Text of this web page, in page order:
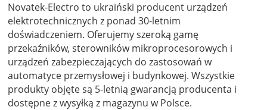
Novatek-Electro to ukraiński producent urządzeń
elektrotechnicznych z ponad 30-letnim
doświadczeniem. Oferujemy szeroką gamę
przekaźników, sterowników mikroprocesorowych i
urządzeń zabezpieczających do zastosowań w
automatyce przemysłowej i budynkowej. Wszystkie
produkty objęte są 5-letnią gwarancją producenta i
dostępne z wysyłką z magazynu w Polsce.